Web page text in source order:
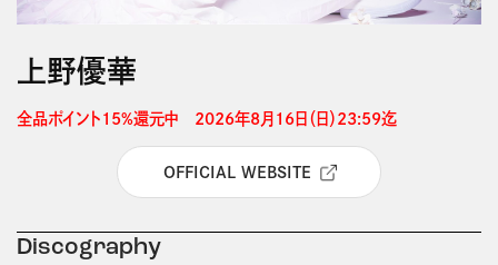
上野優華
全品ポイント15%還元中　2026年8月16日（日）23:59迄
OFFICIAL WEBSITE
Discography